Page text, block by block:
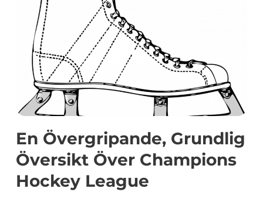
En Övergripande, Grundlig
Översikt Över Champions
Hockey League